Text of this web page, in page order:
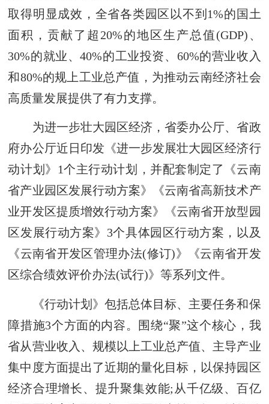
取得明显成效，全省各类园区以不到1%的国土
面积，贡献了超20%的地区生产总值(GDP)、
30%的就业、40%的工业投资、60%的营业收入
和80%的规上工业总产值，为推动云南经济社会
高质量发展提供了有力支撑。
为进一步壮大园区经济，省委办公厅、省政
府办公厅近日印发《进一步发展壮大园区经济行
动计划》1个主行动计划，并配套制定了《云南
省产业园区发展行动方案》《云南省高新技术产
业开发区提质增效行动方案》《云南省开放型园
区发展行动方案》3个具体园区行动方案，以及
《云南省开发区管理办法(修订)》《云南省开发
区综合绩效评价办法(试行)》等系列文件。
《行动计划》包括总体目标、主要任务和保
障措施3个方面的内容。围绕“聚”这个核心，我
省从营业收入、规模以上工业总产值、主导产业
集中度方面提出了近期的量化目标，以保持园区
经济合理增长、提升聚集效能;从千亿级、百亿